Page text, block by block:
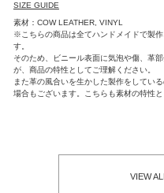
SIZE GUIDE
素材：COW LEATHER, VINYL
※こちらの商品は全てハンドメイドで製
す。
そのため、ビニール表面に気泡や傷、革
が、商品の特性としてご理解ください。
また革の風合いを生かした製作をしてい
場合もございます。こちらも素材の特性と
VIEW